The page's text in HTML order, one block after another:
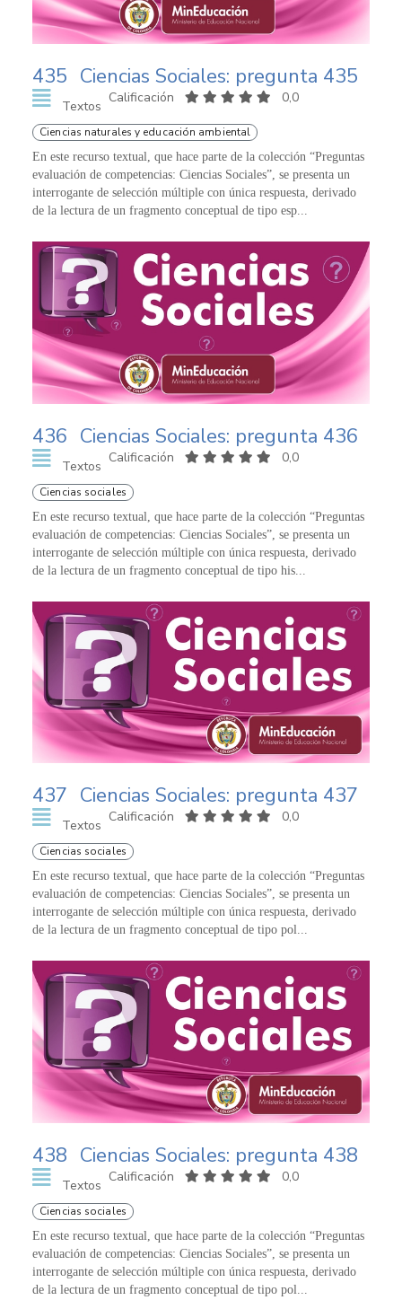
435 Ciencias Sociales: pregunta 435
Textos
Calificación 0,0
Ciencias naturales y educación ambiental
En este recurso textual, que hace parte de la colección “Preguntas
evaluación de competencias: Ciencias Sociales”, se presenta un
interrogante de selección múltiple con única respuesta, derivado
de la lectura de un fragmento conceptual de tipo esp...
436 Ciencias Sociales: pregunta 436
Textos
Calificación 0,0
Ciencias sociales
En este recurso textual, que hace parte de la colección “Preguntas
evaluación de competencias: Ciencias Sociales”, se presenta un
interrogante de selección múltiple con única respuesta, derivado
de la lectura de un fragmento conceptual de tipo his...
437 Ciencias Sociales: pregunta 437
Textos
Calificación 0,0
Ciencias sociales
En este recurso textual, que hace parte de la colección “Preguntas
evaluación de competencias: Ciencias Sociales”, se presenta un
interrogante de selección múltiple con única respuesta, derivado
de la lectura de un fragmento conceptual de tipo pol...
438 Ciencias Sociales: pregunta 438
Textos
Calificación 0,0
Ciencias sociales
En este recurso textual, que hace parte de la colección “Preguntas
evaluación de competencias: Ciencias Sociales”, se presenta un
interrogante de selección múltiple con única respuesta, derivado
de la lectura de un fragmento conceptual de tipo pol...